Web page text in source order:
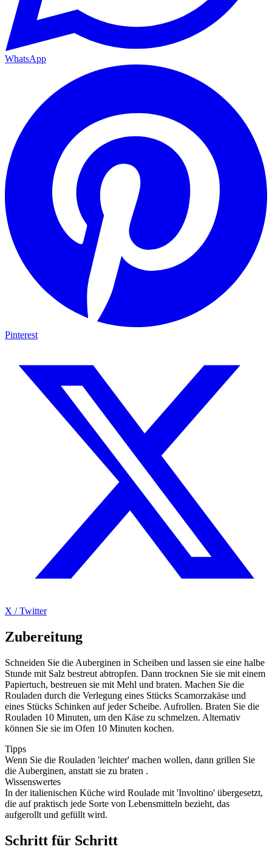
WhatsApp
Pinterest
X / Twitter
Zubereitung
Schneiden Sie die Auberginen in Scheiben und lassen sie eine halbe
Stunde mit Salz bestreut abtropfen. Dann trocknen Sie sie mit einem
Papiertuch, bestreuen sie mit Mehl und braten. Machen Sie die
Rouladen durch die Verlegung eines Stücks Scamorzakäse und
eines Stücks Schinken auf jeder Scheibe. Aufrollen. Braten Sie die
Rouladen 10 Minuten, um den Käse zu schmelzen. Alternativ
können Sie sie im Ofen 10 Minuten kochen.
Tipps
Wenn Sie die Rouladen 'leichter' machen wollen, dann grillen Sie
die Auberginen, anstatt sie zu braten .
Wissenswertes
In der italienischen Küche wird Roulade mit 'Involtino' übergesetzt,
die auf praktisch jede Sorte von Lebensmitteln bezieht, das
aufgerollt und gefüllt wird.
Schritt für Schritt